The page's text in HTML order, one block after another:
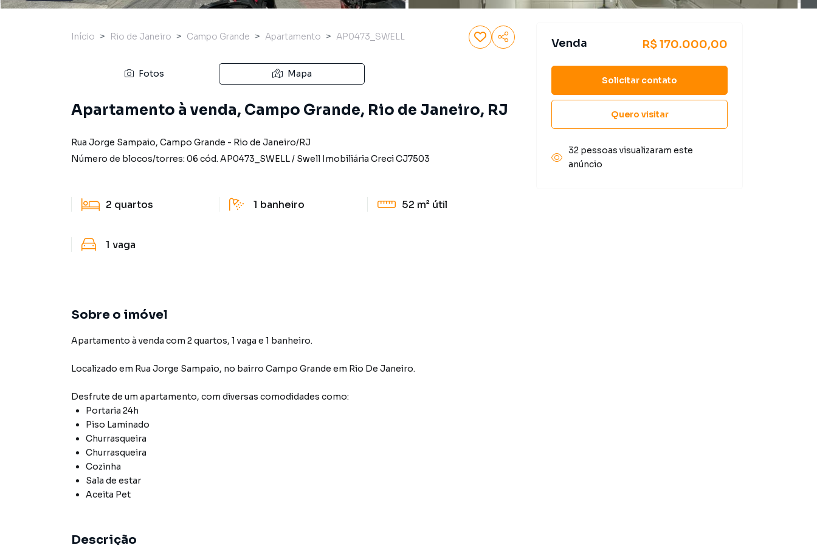
Início Rio de Janeiro Campo Grande Apartamento AP0473_SWELL
Fotos Mapa
Apartamento à venda, Campo Grande, Rio de Janeiro, RJ
Rua Jorge Sampaio, Campo Grande - Rio de Janeiro/RJ
Número de blocos/torres: 06 cód. AP0473_SWELL/ Swell Imobiliária CreciCJ7503
2 quartos 1 banheiro 52 m² útil
1 vaga
Sobre o imóvel
Apartamento à venda com 2 quartos, 1 vaga e 1 banheiro.
Localizado em Rua Jorge Sampaio, no bairro Campo Grande em Rio De Janeiro.
Desfrute de um apartamento, com diversas comodidades como:
Portaria 24h
Piso Laminado
Churrasqueira
Churrasqueira
Cozinha
Sala de estar
Aceita Pet
Descrição
Venda R$ 170.000,00
Solicitar contato
Quero visitar
32 pessoas visualizaram este
anúncio